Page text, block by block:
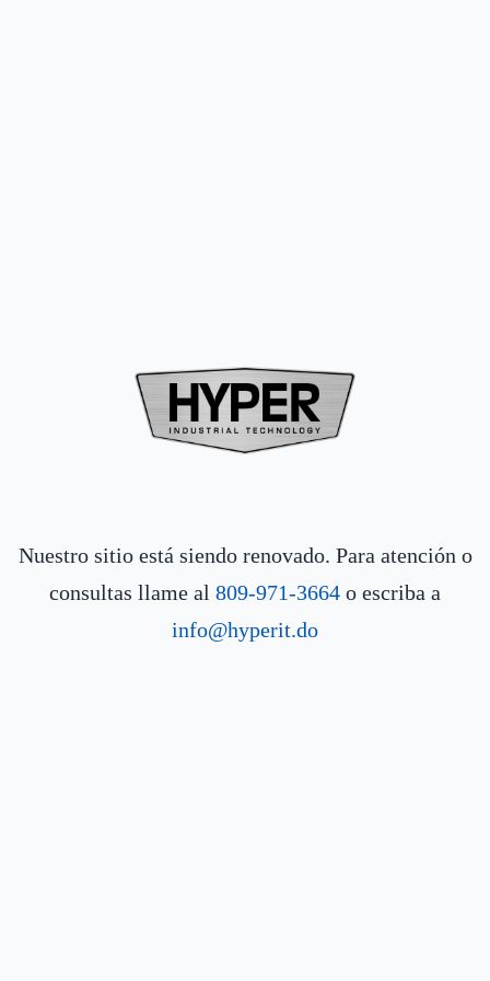
Nuestro sitio está siendo renovado. Para atención o
consultas llame al 809-971-3664 o escriba a
info@hyperit.do